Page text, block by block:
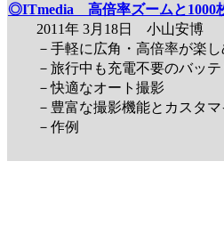
◎ITmedia 高倍率ズームと1000
2011年 3月18日 小山安博
－手軽に広角・高倍率が楽し
－旅行中も充電不要のバッテ
－快適なオート撮影
－豊富な撮影機能とカスタマ
－作例